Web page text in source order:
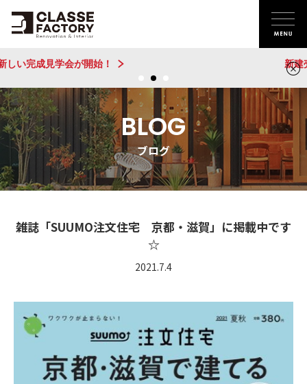
新建売物件 販売開始！@城陽
BLOG
ブログ
雑誌「SUUMO注文住宅 京都・滋賀」に掲載中です
☆
2021.7.4